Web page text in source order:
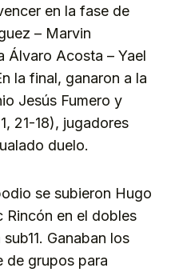
en la fase de
– Marvin
Álvaro Acosta – Yael
la final, ganaron a la
Jesús Fumero y
21-18), jugadores
duelo.
se subieron Hugo
Rincón en el dobles
Ganaban los
de grupos para